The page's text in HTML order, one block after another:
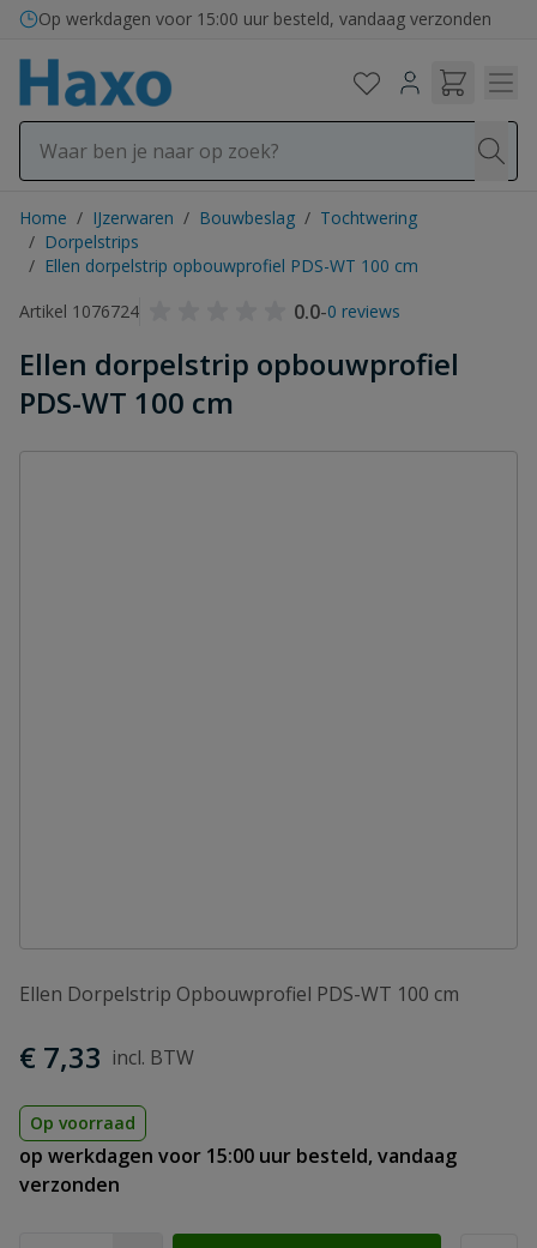
Ga naar de inhoud
Bezorging in binnen- en buitenland
Op werkdagen voor 15:00 uur besteld, vandaag verzonden
Home / IJzerwaren / Bouwbeslag / Tochtwering
/ Dorpelstrips
/ Ellen dorpelstrip opbouwprofiel PDS-WT 100 cm
Artikel 1076724
0.0-0 reviews
Ellen dorpelstrip opbouwprofiel
PDS-WT 100 cm
Ellen Dorpelstrip Opbouwprofiel PDS-WT 100 cm
€ 7,33
Op voorraad
op werkdagen voor 15:00 uur besteld, vandaag
verzonden